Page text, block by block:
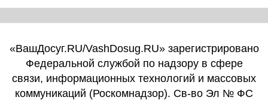
«ВашДосуг.RU/VashDosug.RU» зарегистрировано
Федеральной службой по надзору в сфере
связи, информационных технологий и массовых
коммуникаций (Роскомнадзор). Св-во Эл № ФС